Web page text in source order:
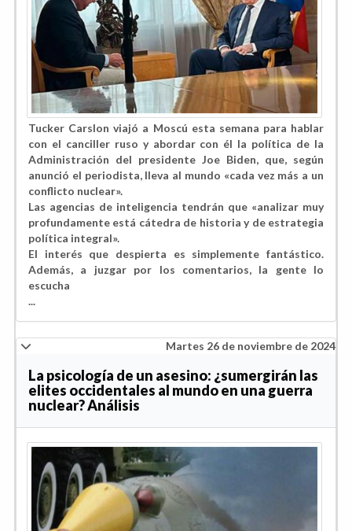
Tucker Carslon viajó a Moscú esta semana para hablar
con el canciller ruso y abordar con él la política de la
Administración del presidente Joe Biden, que, según
anunció el periodista, lleva al mundo «cada vez más a un
conflicto nuclear».
Las agencias de inteligencia tendrán que «analizar muy
profundamente está cátedra de historia y de estrategia
política integral».
El interés que despierta es simplemente fantástico.
Además, a juzgar por los comentarios, la gente lo
escucha
...
Martes 26 de noviembre de 2024
La psicología de un asesino: ¿sumergirán las
elites occidentales al mundo en una guerra
nuclear? Análisis